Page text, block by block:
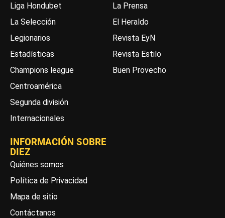
Liga Hondubet
La Selección
Legionarios
Estadísticas
Champions league
Centroamérica
Segunda división
Internacionales
La Prensa
El Heraldo
Revista EyN
Revista Estilo
Buen Provecho
INFORMACIÓN SOBRE
DIEZ
Quiénes somos
Política de Privacidad
Mapa de sitio
Contáctanos